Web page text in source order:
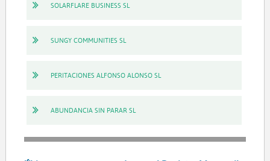
SOLARFLARE BUSINESS SL
SUNGY COMMUNITIES SL
PERITACIONES ALFONSO ALONSO SL
ABUNDANCIA SIN PARAR SL